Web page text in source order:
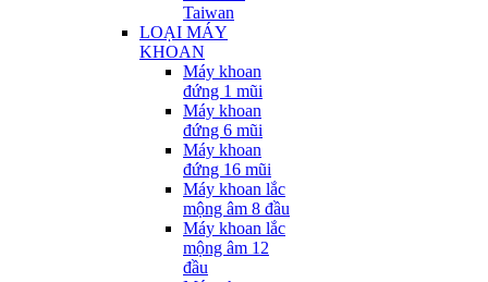
Taiwan
LOẠI MÁY
KHOAN
Máy khoan
đứng 1 mũi
Máy khoan
đứng 6 mũi
Máy khoan
đứng 16 mũi
Máy khoan lắc
mộng âm 8 đầu
Máy khoan lắc
mộng âm 12
đầu